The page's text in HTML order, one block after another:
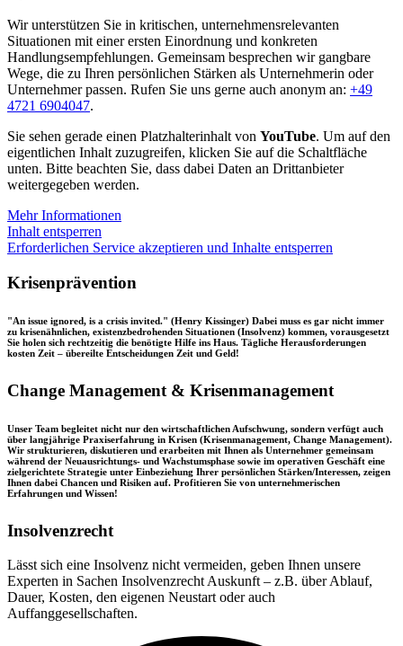
Wir unterstützen Sie in kritischen, unternehmensrelevanten
Situationen mit einer ersten Einordnung und konkreten
Handlungsempfehlungen. Gemeinsam besprechen wir gangbare
Wege, die zu Ihren persönlichen Stärken als Unternehmerin oder
Unternehmer passen. Rufen Sie uns gerne auch anonym an: +49
4721 6904047.
Sie sehen gerade einen Platzhalterinhalt von YouTube. Um auf den
eigentlichen Inhalt zuzugreifen, klicken Sie auf die Schaltfläche
unten. Bitte beachten Sie, dass dabei Daten an Drittanbieter
weitergegeben werden.
Mehr Informationen
Inhalt entsperren
Erforderlichen Service akzeptieren und Inhalte entsperren
Krisenprävention
"An issue ignored, is a crisis invited." (Henry Kissinger) Dabei muss es gar nicht immer
zu krisenähnlichen, existenzbedrohenden Situationen (Insolvenz) kommen, vorausgesetzt
Sie holen sich rechtzeitig die benötigte Hilfe ins Haus. Tägliche Herausforderungen
kosten Zeit – übereilte Entscheidungen Zeit und Geld!
Change Management & Krisenmanagement
Unser Team begleitet nicht nur den wirtschaftlichen Aufschwung, sondern verfügt auch
über langjährige Praxiserfahrung in Krisen (Krisenmanagement, Change Management).
Wir strukturieren, diskutieren und erarbeiten mit Ihnen als Unternehmer gemeinsam
während der Neuausrichtungs- und Wachstumsphase sowie im operativen Geschäft eine
zielgerichtete Strategie unter Einbeziehung Ihrer persönlichen Stärken/Interessen, zeigen
Ihnen dabei Chancen und Risiken auf. Profitieren Sie von unternehmerischen
Erfahrungen und Wissen!
Insolvenzrecht
Lässt sich eine Insolvenz nicht vermeiden, geben Ihnen unsere
Experten in Sachen Insolvenzrecht Auskunft – z.B. über Ablauf,
Dauer, Kosten, den eigenen Neustart oder auch
Auffanggesellschaften.